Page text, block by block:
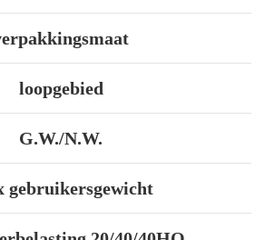
loopgebied
G.W./N.W.
gebruikersgewicht